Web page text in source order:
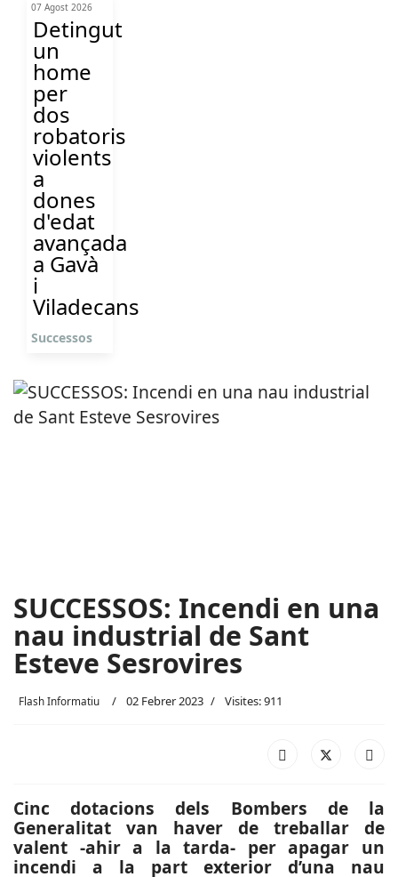
07 Agost 2026
Detingut
un
home
per
dos
robatoris
violents
a
dones
d'edat
avançada
a Gavà
i
Viladecans
Successos
SUCCESSOS: Incendi en una
nau industrial de Sant
Esteve Sesrovires
Flash Informatiu 02 Febrer 2023 Visites: 911
Cinc dotacions dels Bombers de la
Generalitat van haver de treballar de
valent -ahir a la tarda- per apagar un
incendi a la part exterior d’una nau